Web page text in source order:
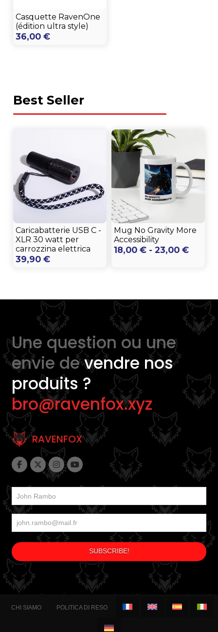
Casquette RavenOne
(édition ultra style)
36,00 €
Best Seller
Caricabatterie USB C -
XLR 30 watt per
carrozzina elettrica
39,90 €
Mug No Gravity More
Accessibility
18,00 € - 23,00 €Fascia
a
23,00
Une question ou une
envie devendre nos
produits ?
bro@ravenfox.xyz
RAVENFOX
CHI SIAMO POLITICA DI RESO